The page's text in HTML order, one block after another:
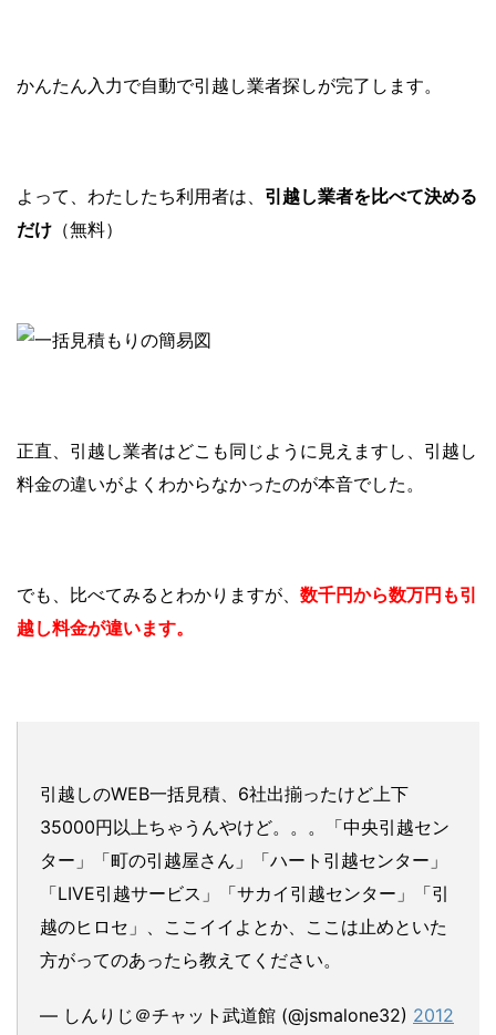
かんたん入力で自動で引越し業者探しが完了します。
よって、わたしたち利用者は、 引越し業者を比べて決める
だけ （無料）
正直、引越し業者はどこも同じように見えますし、引越し
料金の違いがよくわからなかったのが本音でした。
でも、比べてみるとわかりますが、 数千円から数万円も引
越し料金が違います。
引越しのWEB一括見積、6社出揃ったけど上下
35000円以上ちゃうんやけど。。。「中央引越セン
ター」「町の引越屋さん」「ハート引越センター」
「LIVE引越サービス」「サカイ引越センター」「引
越のヒロセ」、ここイイよとか、ここは止めといた
方がってのあったら教えてください。
— しんりじ＠チャット武道館 (@jsmalone32) 2012